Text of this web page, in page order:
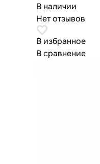
В наличии
Нет отзывов
В избранное
В сравнение